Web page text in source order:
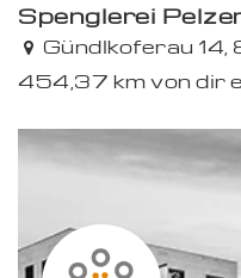
Premium
Spenglerei
Gündlkoferau
454,37 km von dir